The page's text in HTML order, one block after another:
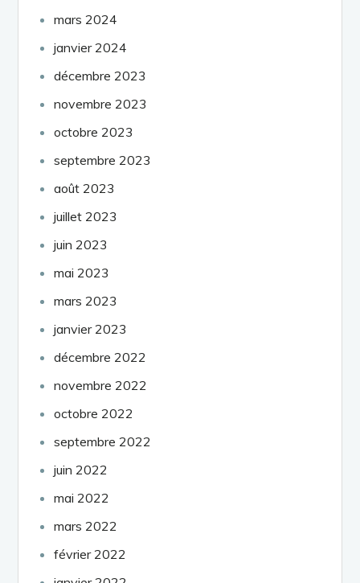
mars 2024
janvier 2024
décembre 2023
novembre 2023
octobre 2023
septembre 2023
août 2023
juillet 2023
juin 2023
mai 2023
mars 2023
janvier 2023
décembre 2022
novembre 2022
octobre 2022
septembre 2022
juin 2022
mai 2022
mars 2022
février 2022